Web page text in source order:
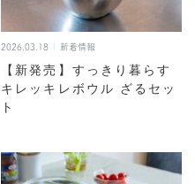
2026.03.18 新着情報
【新発売】すっきり暮らす
キレッキレボウル ざるセッ
ト